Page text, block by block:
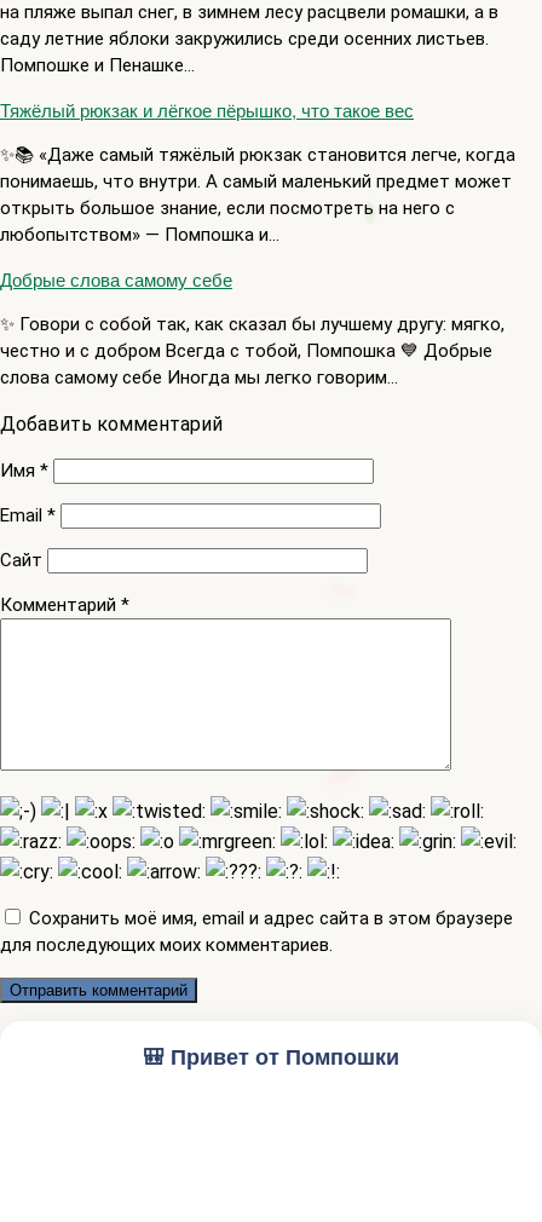
на пляже выпал снег, в зимнем лесу расцвели ромашки, а в
саду летние яблоки закружились среди осенних листьев.
Помпошке и Пенашке…
Тяжёлый рюкзак и лёгкое пёрышко, что такое вес
✨📚 «Даже самый тяжёлый рюкзак становится легче, когда
понимаешь, что внутри. А самый маленький предмет может
открыть большое знание, если посмотреть на него с
любопытством» — Помпошка и…
Добрые слова самому себе
✨ Говори с собой так, как сказал бы лучшему другу: мягко,
честно и с добром Всегда с тобой, Помпошка 💙 Добрые
слова самому себе Иногда мы легко говорим…
Добавить комментарий
Имя *
Email *
Сайт
Комментарий *
Сохранить моё имя, email и адрес сайта в этом браузере
для последующих моих комментариев.
🎒 Привет от Помпошки